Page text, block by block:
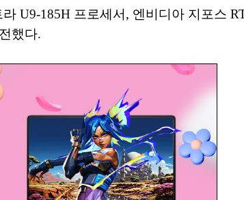
U9-185H 프로세서, 엔비디아 지포스
했다.